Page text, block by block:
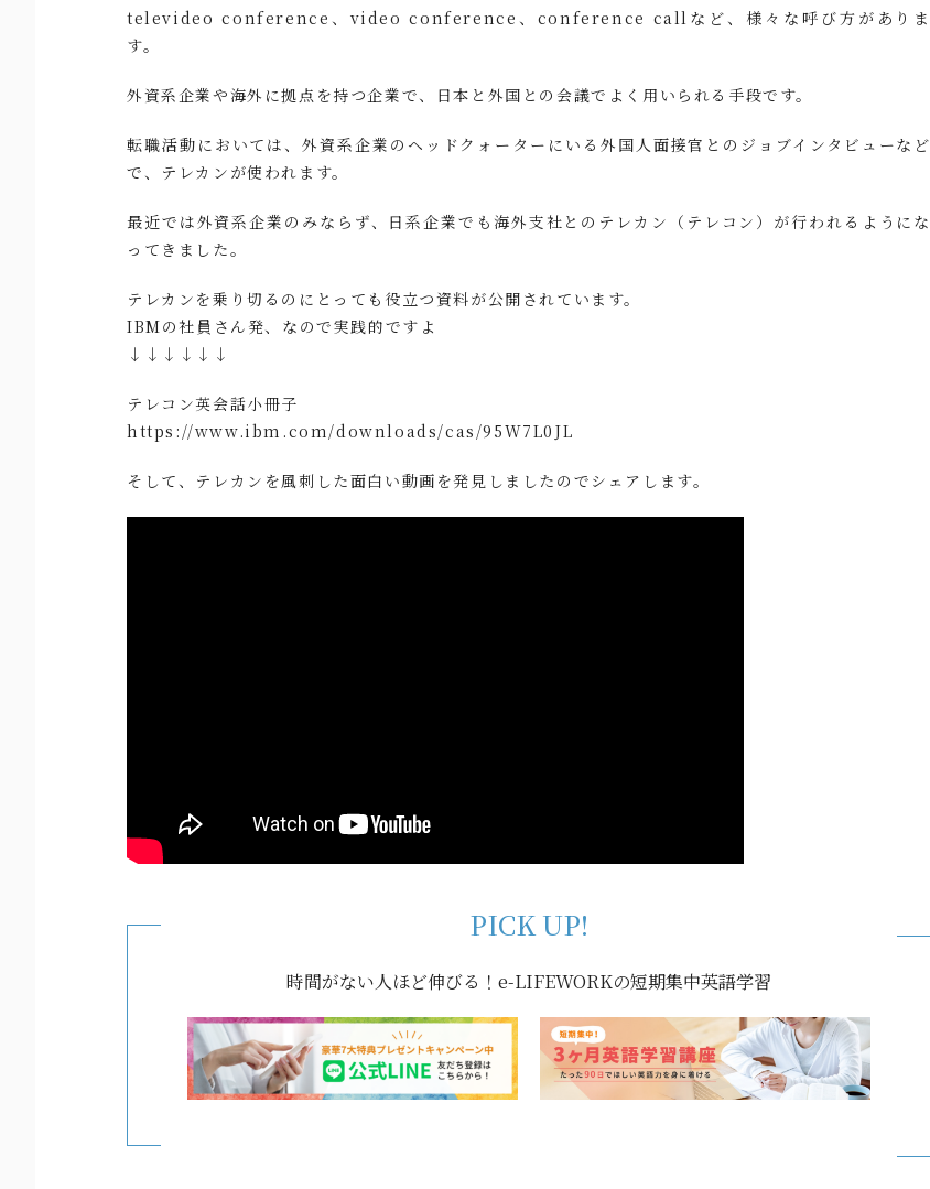
televideo conference、video conference、conference callなど、様々な呼び方がありま
す。
外資系企業や海外に拠点を持つ企業で、日本と外国との会議でよく用いられる手段です。
転職活動においては、外資系企業のヘッドクォーターにいる外国人面接官とのジョブインタビューなど
で、テレカンが使われます。
最近では外資系企業のみならず、日系企業でも海外支社とのテレカン（テレコン）が行われるようにな
ってきました。
テレカンを乗り切るのにとっても役立つ資料が公開されています。
IBMの社員さん発、なので実践的ですよ
↓↓↓↓↓↓
テレコン英会話小冊子
https://www.ibm.com/downloads/cas/95W7L0JL
そして、テレカンを風刺した面白い動画を発見しましたのでシェアします。
PICK UP!
時間がない人ほど伸びる！e-LIFEWORKの短期集中英語学習